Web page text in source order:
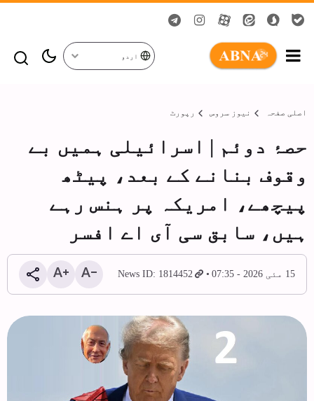
اردو
اصلی صفحہ نیوز سروس رپورٹ
حصۂ دوئم | اسرائیلی ہمیں بے
وقوف بنانے کے بعد، پیٹھ
پیچھے، امریکہ پر ہنس رہے
ہیں، سابق سی آی اے افسر
15 مئی 2026 - 07:35 News ID: 1814452